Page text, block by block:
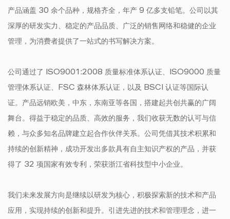
产品涵盖 30 余个品种，规格齐全，年产 9 亿多支铅笔。公司以其
深厚的研发实力、稳定的产品品质、广泛的销售网络和稳健的企业
管理，为消费者提供了一站式的书写解决方案。
公司通过了 ISO9001:2008 质量标准体系认证、ISO9000 质量
管理体系认证、FSC 森林体系认证，以及 BSCI 认证等国际认
证。产品远销欧美，中东，东南亚等各国，搭建起共创共赢的广阔
舞台。得益于稳定的品质、高效的服务，我们收获无数的认可与信
赖，与众多知名品牌建立起合作伙伴关系。公司凭借其技术积累和
持续的创新精神，成功开发出多款具有自主知识产权的产品，并获
得了 32 项国家有效专利，荣获浙江省科技型中小企业。
我们未来发展方向是继续以研发为核心，积极探索新的技术和产品
应用，实现持续的创新和提升。引进先进的技术和管理理念，进一